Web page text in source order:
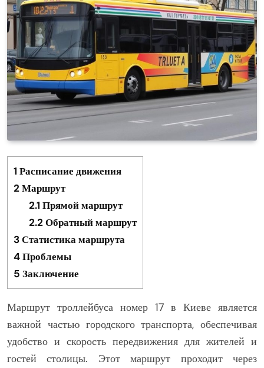
1 Расписание движения
2Маршрут
2.1 Прямой маршрут
2.2Обратный маршрут
3Статистика маршрута
4Проблемы
5 Заключение
Маршрут троллейбуса номер 17 в Киеве является
важной частью городского транспорта, обеспечивая
удобство и скорость передвижения для жителей и
гостей столицы. Этот маршрут проходит через